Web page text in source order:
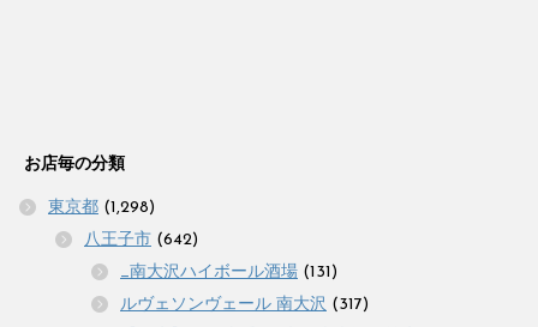
お店毎の分類
東京都 (1,298)
八王子市 (642)
_南大沢ハイボール酒場 (131)
ルヴェソンヴェール 南大沢 (317)